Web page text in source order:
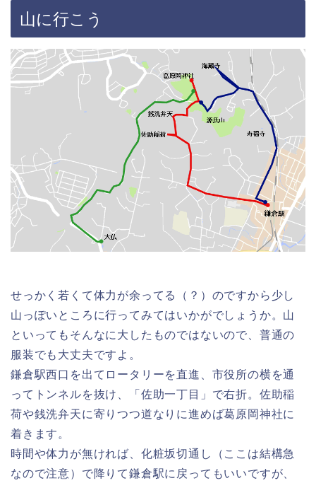
山に行こう
せっかく若くて体力が余ってる（？）のですから少し
山っぽいところに行ってみてはいかがでしょうか。山
といってもそんなに大したものではないので、普通の
服装でも大丈夫ですよ。
鎌倉駅西口を出てロータリーを直進、市役所の横を通
ってトンネルを抜け、「佐助一丁目」で右折。佐助稲
荷や銭洗弁天に寄りつつ道なりに進めば葛原岡神社に
着きます。
時間や体力が無ければ、化粧坂切通し（ここは結構急
なので注意）で降りて鎌倉駅に戻ってもいいですが、